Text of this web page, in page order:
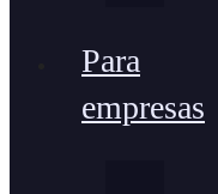
Para
empresas